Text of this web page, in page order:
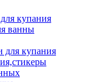
купания
ванны
для купания